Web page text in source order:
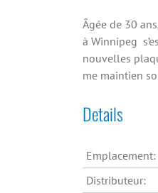
Âgée de 30
à Winnipeg
nouvelles
me maintien
Details
Emplacement:
Distributeur: